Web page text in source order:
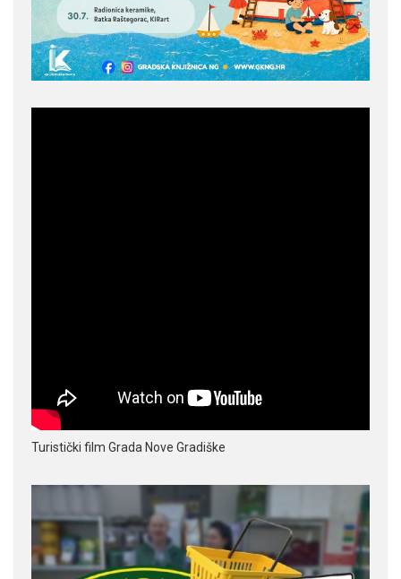
Turistički film Grada Nove Gradiške